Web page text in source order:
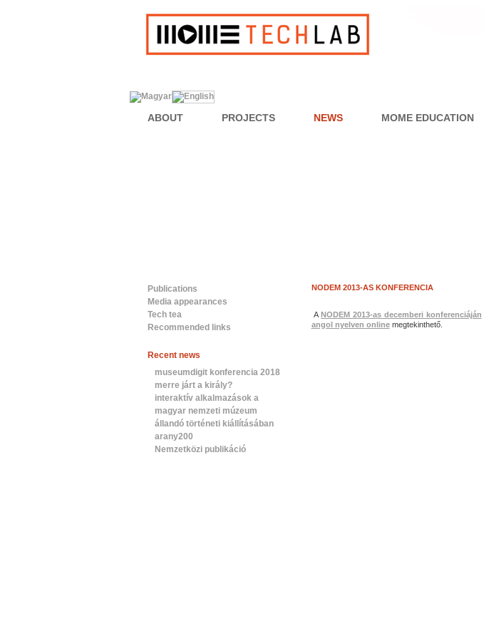
ABOUT PROJECTS NEWS MOME EDUCATION
Publications
Media appearances
Tech tea
Recommended links
Recent news
museumdigit konferencia 2018
merre járt a király?
interaktív alkalmazások a
magyar nemzeti múzeum
állandó történeti kiállításában
arany200
Nemzetközi publikáció
NODEM 2013-AS KONFERENCIA
ANODEM 2013-as decemberi konferenciáján
angol nyelven onlinemegtekinthető.